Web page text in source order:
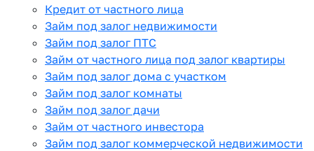
Кредит от частного лица
Займ под залог недвижимости
Займ под залог ПТС
Займ от частного лица под залог квартиры
Займ под залог дома с участком
Займ под залог комнаты
Займ под залог дачи
Займ от частного инвестора
Займ под залог коммерческой недвижимости